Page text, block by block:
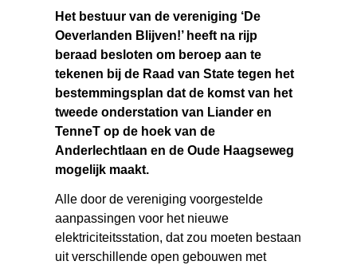
Het bestuur van de vereniging ‘De
Oeverlanden Blijven!’ heeft na rijp
beraad besloten om beroep aan te
tekenen bij de Raad van State tegen het
bestemmingsplan dat de komst van het
tweede onderstation van Liander en
TenneT op de hoek van de
Anderlechtlaan en de Oude Haagseweg
mogelijk maakt.
Alle door de vereniging voorgestelde
aanpassingen voor het nieuwe
elektriciteitsstation, dat zou moeten bestaan
uit verschillende open gebouwen met